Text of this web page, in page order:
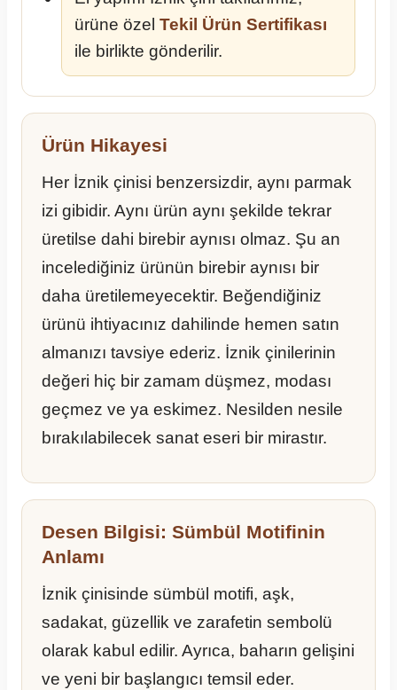
ürüne özel Tekil Ürün Sertifikası
ile birlikte gönderilir.
Ürün Hikayesi
Her İznik çinisi benzersizdir, aynı parmak
izi gibidir. Aynı ürün aynı şekilde tekrar
üretilse dahi birebir aynısı olmaz. Şu an
incelediğiniz ürünün birebir aynısı bir
daha üretilemeyecektir. Beğendiğiniz
ürünü ihtiyacınız dahilinde hemen satın
almanızı tavsiye ederiz. İznik çinilerinin
değeri hiç bir zamam düşmez, modası
geçmez ve ya eskimez. Nesilden nesile
bırakılabilecek sanat eseri bir mirastır.
Desen Bilgisi: Sümbül Motifinin
Anlamı
İznik çinisinde sümbül motifi, aşk,
sadakat, güzellik ve zarafetin sembolü
olarak kabul edilir. Ayrıca, baharın gelişini
ve yeni bir başlangıcı temsil eder.